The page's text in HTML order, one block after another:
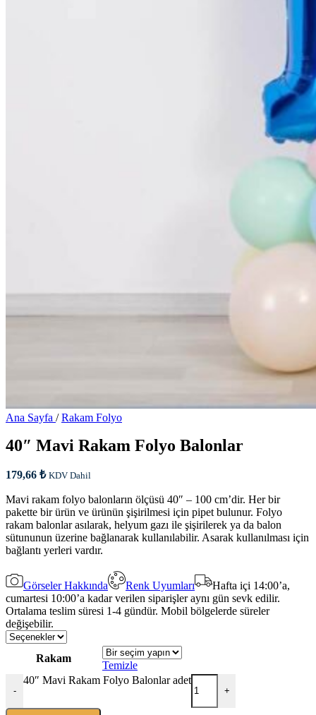
Ana Sayfa / Rakam Folyo
40″ Mavi Rakam Folyo Balonlar
179,66 ₺ KDV Dahil
Mavi rakam folyo balonların ölçüsü 40″ – 100 cm’dir. Her bir
pakette bir ürün ve ürünün şişirilmesi için pipet bulunur. Folyo
rakam balonlar asılarak, helyum gazı ile şişirilerek ya da balon
sütununun üzerine bağlanarak kullanılabilir. Asarak kullanılması için
bağlantı yerleri vardır.
Görseler Hakkında Renk Uyumları
Hafta içi 14:00’a,
cumartesi 10:00’a kadar verilen siparişler aynı gün sevk edilir.
Ortalama teslim süresi 1-4 gündür. Mobil bölgelerde süreler
değişebilir.
Rakam
Temizle
-
40″ Mavi Rakam Folyo Balonlar adet
+